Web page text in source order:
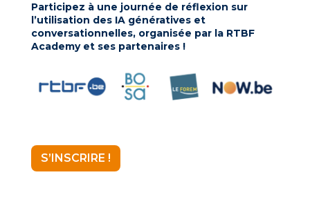
Participez à une journée de réflexion sur
l’utilisation des IA génératives et
conversationnelles, organisée par la RTBF
Academy et ses partenaires !
S’INSCRIRE !